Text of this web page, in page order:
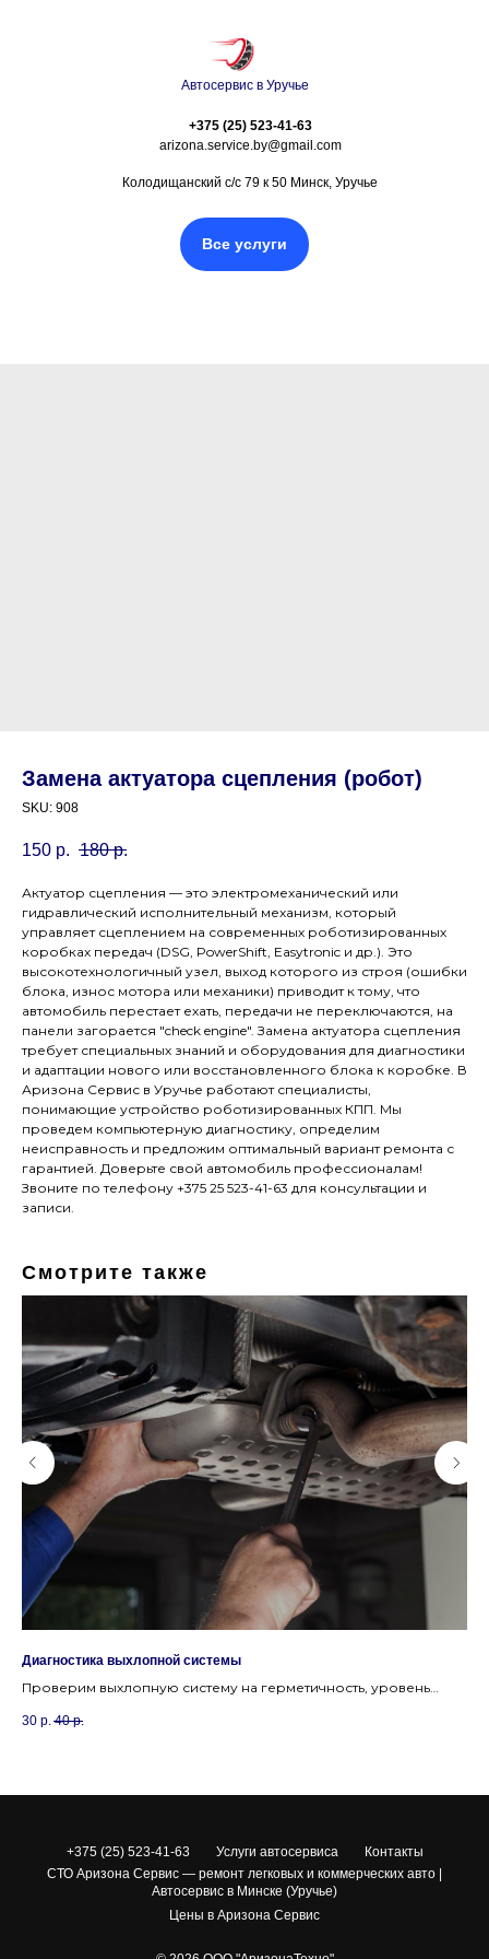
Автосервис в Уручье
+375 (25) 523-41-63
arizona.service.by@gmail.com
Колодищанский с/с 79 к 50 Минск, Уручье
Все услуги
Замена актуатора сцепления (робот)
SKU: 908
150 р. 180 р.
Актуатор сцепления — это электромеханический или
гидравлический исполнительный механизм, который
управляет сцеплением на современных роботизированных
коробках передач (DSG, PowerShift, Easytronic и др.). Это
высокотехнологичный узел, выход которого из строя (ошибки
блока, износ мотора или механики) приводит к тому, что
автомобиль перестает ехать, передачи не переключаются, на
панели загорается "check engine". Замена актуатора сцепления
требует специальных знаний и оборудования для диагностики
и адаптации нового или восстановленного блока к коробке. В
Аризона Сервис в Уручье работают специалисты,
понимающие устройство роботизированных КПП. Мы
проведем компьютерную диагностику, определим
неисправность и предложим оптимальный вариант ремонта с
гарантией. Доверьте свой автомобиль профессионалам!
Звоните по телефону +375 25 523-41-63 для консультации и
записи.
Смотрите также
Диагностика выхлопной системы
Проверим выхлопную систему на герметичность, уровень
техосмотр.
30 р. 40 р.
+375 (25) 523-41-63 Услуги автосервиса
Контакты
СТО Аризона Сервис — ремонт легковых и коммерческих авто |
Автосервис в Минске (Уручье)
Цены в Аризона Сервис